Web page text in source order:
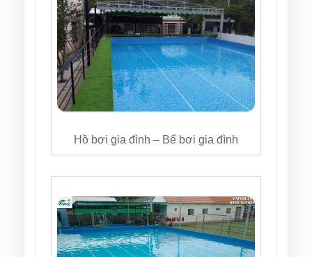
Hồ bơi gia đình – Bể bơi gia đình